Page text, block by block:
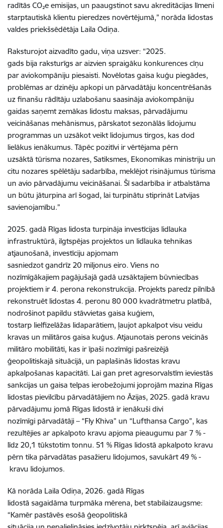
radītās CO₂e emisijas, un paaugstinot savu akreditācijas līmeni
starptautiskā klientu pieredzes novērtējumā,” norāda lidostas
valdes priekšsēdētāja Laila Odiņa.
Raksturojot aizvadīto gadu, viņa uzsver: “2025.
gads bija raksturīgs ar aizvien spraigāku konkurences cīņu
par aviokompāniju piesaisti. Novēlotas gaisa kuģu piegādes,
problēmas ar dzinēju apkopi un pārvadātāju koncentrēšanās
uz finanšu rādītāju uzlabošanu saasināja aviokompāniju
gaidas saņemt zemākas lidostu maksas, pārvadājumu
veicināšanas mehānismus, pārskatot sezonālās lidojumu
programmas un uzsākot veikt lidojumus tirgos, kas dod
lielākus ienākumus. Tāpēc pozitīvi ir vērtējama pērn
uzsāktā tūrisma nozares, Satiksmes, Ekonomikas ministriju un
citu nozares spēlētāju sadarbība, meklējot risinājumus tūrisma
un avio pārvadājumu veicināšanai. Šī sadarbība ir atbalstāma
un būtu jāturpina arī šogad, lai turpinātu stiprināt Latvijas
savienojamību.”
2025. gadā Rīgas lidosta turpināja investīcijas lidlauka
infrastruktūrā, ilgtspējas projektos un lidlauka tehnikas
atjaunošanā, investīciju apjomam
sasniedzot gandrīz 20 miljonus eiro. Viens no
nozīmīgākajiem pagājušajā gadā uzsāktajiem būvniecības
projektiem ir 4. perona rekonstrukcija. Projekts paredz pilnībā
rekonstruēt lidostas 4. peronu 80 000 kvadrātmetru platībā,
nodrošinot papildu stāvvietas gaisa kuģiem,
tostarp lielfizelāžas lidaparātiem, ļaujot apkalpot visu veidu
kravas un militāros gaisa kuģus. Atjaunotais perons veicinās
militāro mobilitāti, kas ir īpaši nozīmīgi pašreizējā
ģeopolitiskajā situācijā, un paplašinās lidostas kravu
apkalpošanas kapacitāti. Lai gan pret agresorvalstīm ieviestās
sankcijas un gaisa telpas ierobežojumi joprojām mazina Rīgas
lidostas pievilcību pārvadātājiem no Āzijas, 2025. gadā kravu
pārvadājumu jomā Rīgas lidostā ir ienākuši divi
nozīmīgi pārvadātāji – “Fly Khiva” un “Lufthansa Cargo”, kas
rezultējies ar apkalpoto kravu apjoma pieaugumu par 7 % -
līdz 20,1 tūkstotim tonnu. 51 % Rīgas lidostā apkalpoto kravu
pērn tika pārvadātas pasažieru lidojumos, savukārt 49 % -
kravu lidojumos.
Kā norāda Laila Odiņa, 2026. gadā Rīgas
lidostā sagaidāma turpmāka mērena, bet stabilaizaugsme:
“Kamēr pastāvēs esošā ģeopolitiskā